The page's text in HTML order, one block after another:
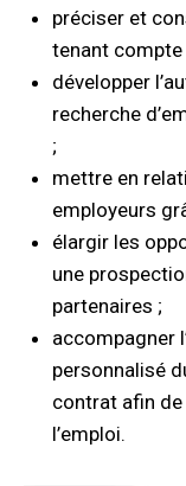
préciser et
tenant compte
développer
recherche
;
mettre en
employeurs
élargir les
une
partenaires ;
accompagner
personnalisé
contrat afin
l’emploi.